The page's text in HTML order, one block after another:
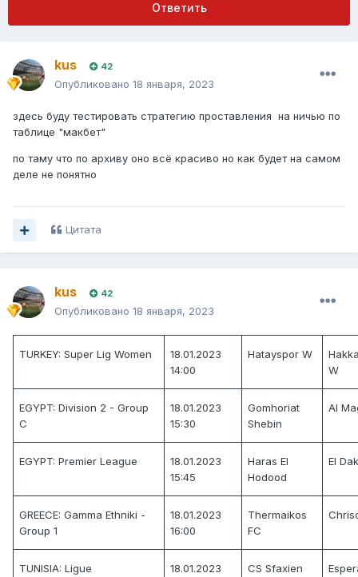
Ответить
kus 42
Опубликовано 18 января, 2023
здесь буду тестировать стратегию проставления на ничью по
таблице "макбет"
по таму что по архиву оно всё красиво но как будет на самом
деле не понятно
Цитата
kus 42
Опубликовано 18 января, 2023
TURKEY: Super Lig Women
18.01.2023
14:00
Hatayspor W
W
EGYPT: Division 2 - Group
C
18.01.2023
15:30
Gomhoriat
Shebin
Al
EGYPT: Premier League
18.01.2023
15:45
Haras El
Hodood
El
GREECE: Gamma Ethniki -
Group 1
18.01.2023
16:00
Thermaikos
FC
TUNISIA: Ligue
18.01.2023
CS Sfaxien